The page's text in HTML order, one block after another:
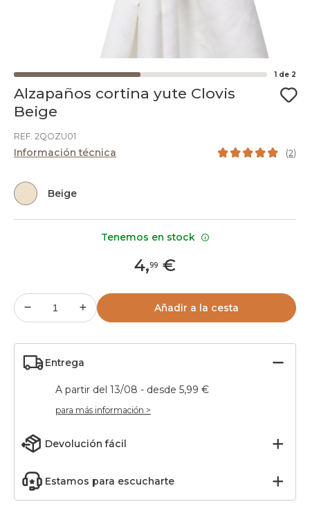
1 de 2
Alzapaños cortina yute Clovis
Beige
REF. 2QOZU01
Información técnica (2)
Beige
4,99 €
Añadir a la cesta
Entrega
A partir del 13/08 - desde 5,99 €
para más información >
Devolución fácil
Estamos para escucharte